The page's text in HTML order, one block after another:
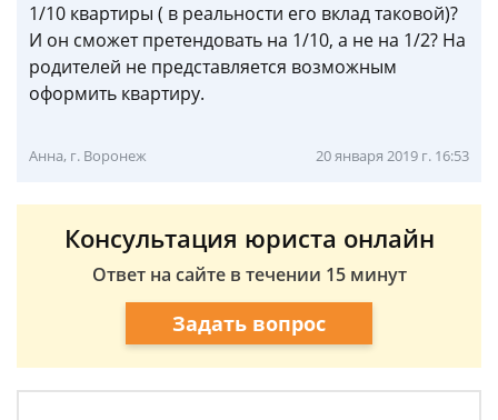
1/10 квартиры ( в реальности его вклад таковой)?
И он сможет претендовать на 1/10, а не на 1/2? На
родителей не представляется возможным
оформить квартиру.
Анна, г. Воронеж 20 января 2019 г. 16:53
Консультация юриста онлайн
Ответ на сайте в течении 15 минут
Задать вопрос